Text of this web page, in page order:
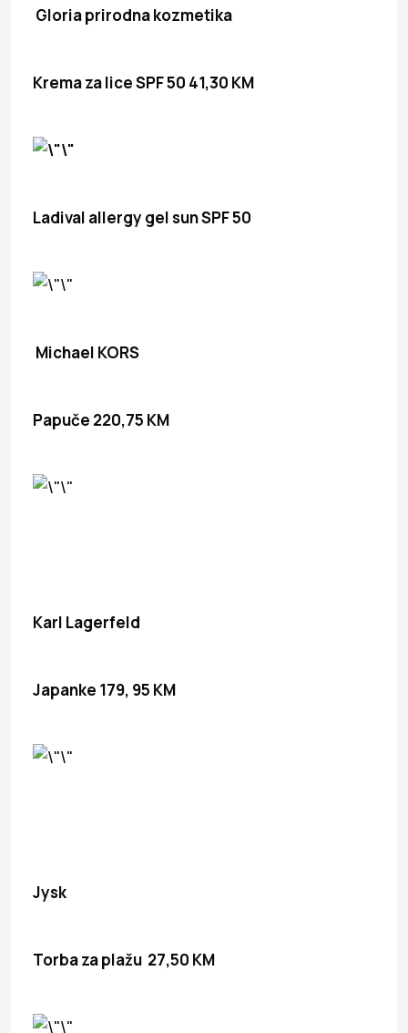
Gloria prirodna kozmetika
Krema za lice SPF 50 41,30 KM
Ladival allergy gel sun SPF 50
Michael KORS
Papuče 220,75 KM
Karl Lagerfeld
Japanke 179, 95 KM
Jysk
Torba za plažu 27,50 KM